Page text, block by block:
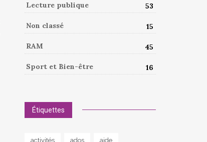
Lecture publique 53
Non classé 15
RAM 45
Sport et Bien-être 16
Étiquettes
activités ados aide